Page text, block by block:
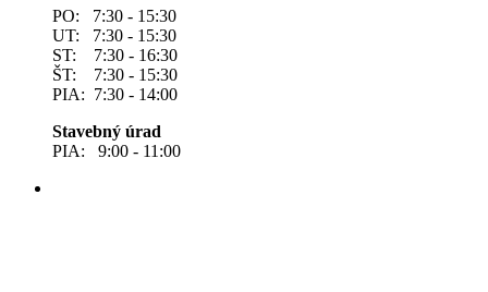
PO: 7:30 - 15:30
UT: 7:30 - 15:30
ST: 7:30 - 16:30
ŠT: 7:30 - 15:30
PIA: 7:30 - 14:00
Stavebný úrad
PIA: 9:00 - 11:00